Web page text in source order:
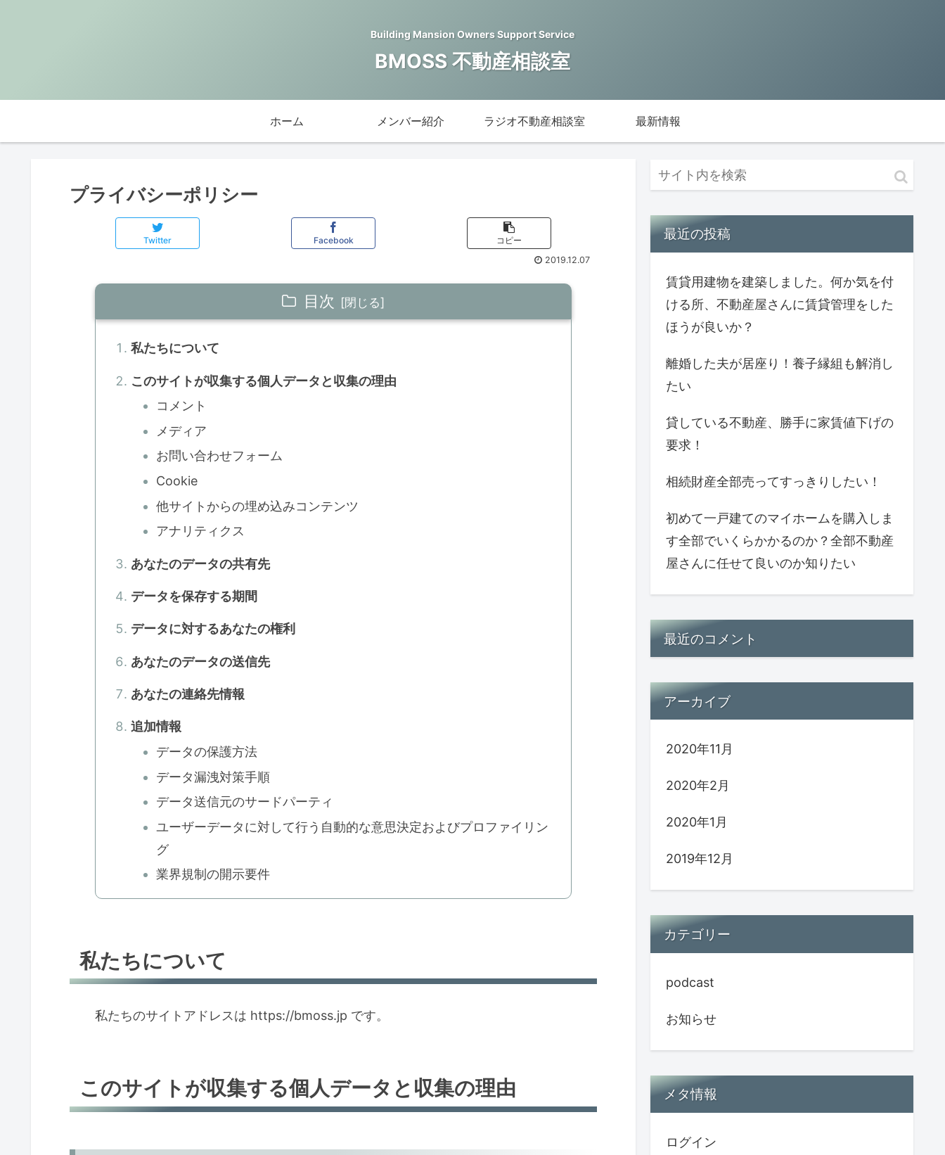
Building Mansion Owners Support Service
BMOSS 不動産相談室
ホーム メンバー紹介 ラジオ不動産相談室 最新情報
プライバシーポリシー
Twitter Facebook
コピー
2019.12.07
目次
私たちについて
このサイトが収集する個人データと収集の理由
コメント
メディア
お問い合わせフォーム
Cookie
他サイトからの埋め込みコンテンツ
アナリティクス
あなたのデータの共有先
データを保存する期間
データに対するあなたの権利
あなたのデータの送信先
あなたの連絡先情報
追加情報
データの保護方法
データ漏洩対策手順
データ送信元のサードパーティ
ユーザーデータに対して行う自動的な意思決定およびプロファイリン
グ
業界規制の開示要件
私たちについて
私たちのサイトアドレスは https://bmoss.jp です。
このサイトが収集する個人データと収集の理由
最近の投稿
賃貸用建物を建築しました。何か気を付
ける所、不動産屋さんに賃貸管理をした
ほうが良いか？
離婚した夫が居座り！養子縁組も解消し
たい
貸している不動産、勝手に家賃値下げの
要求！
相続財産全部売ってすっきりしたい！
初めて一戸建てのマイホームを購入しま
す全部でいくらかかるのか？全部不動産
屋さんに任せて良いのか知りたい
最近のコメント
アーカイブ
2020年11月
2020年2月
2020年1月
2019年12月
カテゴリー
podcast
お知らせ
メタ情報
ログイン